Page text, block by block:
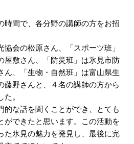
時間で、各分野の講師の方をお招
協会の松原さん、「スポーツ班」
屋敷さん、「防災班」は氷見市防
ん、「生物・自然班」は富山県生
藤野さんと、４名の講師の方から
。
的な話を聞くことができ、とても
ができたと思います。この活動を
た氷見の魅力を発見し、最後に完